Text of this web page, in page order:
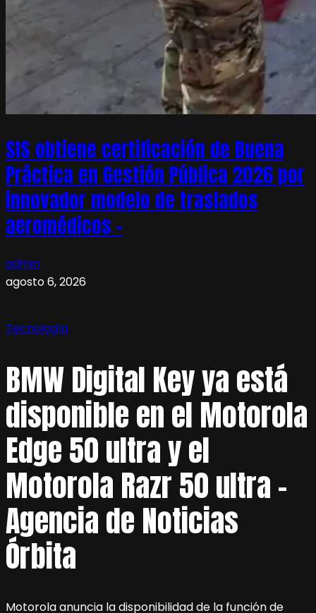
SIS obtiene certificación de Buena
Práctica en Gestión Pública 2026 por
innovador modelo de traslados
aeromédicos –
admin
agosto 6, 2026
Tecnología
BMW Digital Key ya está
disponible en el Motorola
Edge 50 ultra y el
Motorola Razr 50 ultra –
Agencia de Noticias
Órbita
Motorola anuncia la disponibilidad de la función de